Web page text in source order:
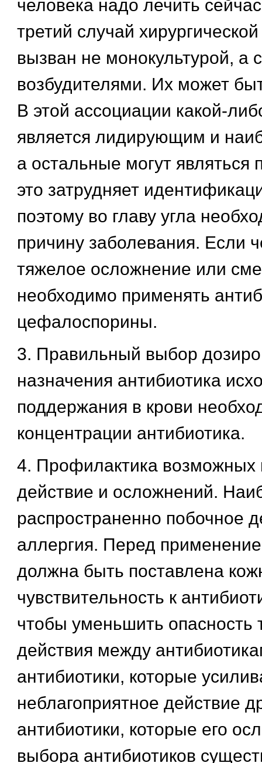
человека надо лечить
третий случай
вызван не монокультурой, а
возбудителями. Их может
В этой ассоциации какой-
является лидирующим и
а остальные могут являться
это затрудняет
поэтому во главу угла
причину заболевания. Если
тяжелое осложнение или
необходимо применять
цефалоспорины.
3. Правильный выбор
назначения антибиотика
поддержания в крови
концентрации антибиотика.
4. Профилактика возможных
действие и осложнений.
распространенно побочное
аллергия. Перед
должна быть поставлена
чувствительность к
чтобы уменьшить опасность
действия между
антибиотики, которые
неблагоприятное действие
антибиотики, которые его
выбора антибиотиков